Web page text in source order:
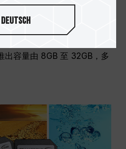
選擇
出容量由 8GB 至 32GB，多
Deutsch